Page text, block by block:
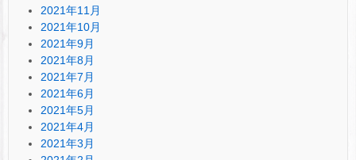
2021年11月
2021年10月
2021年9月
2021年8月
2021年7月
2021年6月
2021年5月
2021年4月
2021年3月